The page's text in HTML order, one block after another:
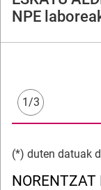
NPE
1/3
(*) duten datuak
NORENTZAT